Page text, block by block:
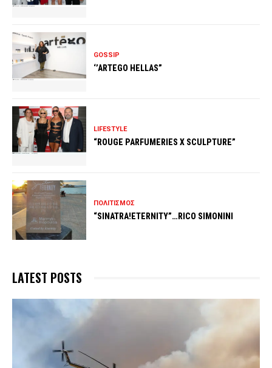
GOSSIP
‘’ARTEGO HELLAS”
LIFESTYLE
“ROUGE PARFUMERIES X SCULPTURE”
ΠΟΛΙΤΙΣΜΟΣ
“SINATRA!ETERNITY”…RICO SIMONINI
LATEST POSTS